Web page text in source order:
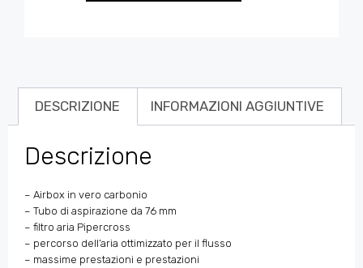
DESCRIZIONE INFORMAZIONI AGGIUNTIVE
Descrizione
– Airbox in vero carbonio
– Tubo di aspirazione da 76 mm
– filtro aria Pipercross
– percorso dell’aria ottimizzato per il flusso
– massime prestazioni e prestazioni